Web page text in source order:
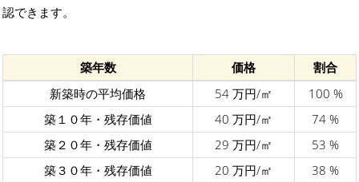
認できます。
築年数 価格
割合
新築時の平均価格
54 万円/㎡
100 %
築１０年・残存価値
40 万円/㎡
74 %
築２０年・残存価値
29 万円/㎡
53 %
築３０年・残存価値
20 万円/㎡ 38 %